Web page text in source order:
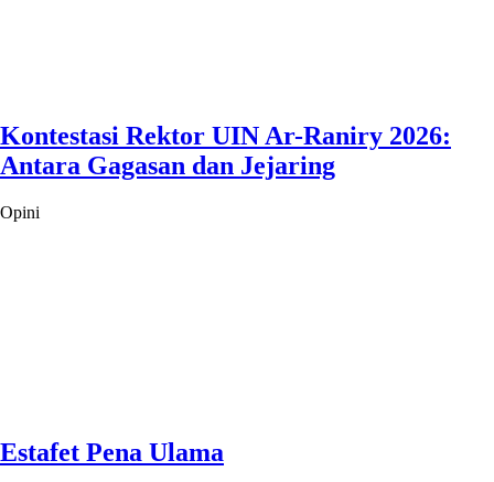
Kontestasi Rektor UIN Ar-Raniry 2026:
Antara Gagasan dan Jejaring
Opini
Estafet Pena Ulama